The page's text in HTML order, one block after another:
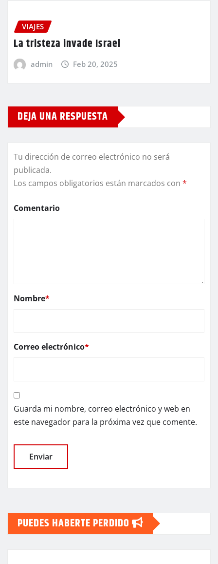
VIAJES
La tristeza invade Israel
admin Feb 20, 2025
DEJA UNA RESPUESTA
Tu dirección de correo electrónico no será
publicada.
Los campos obligatorios están marcados con *
Comentario
Nombre*
Correo electrónico*
Guarda mi nombre, correo electrónico y web en
este navegador para la próxima vez que comente.
PUEDES HABERTE PERDIDO